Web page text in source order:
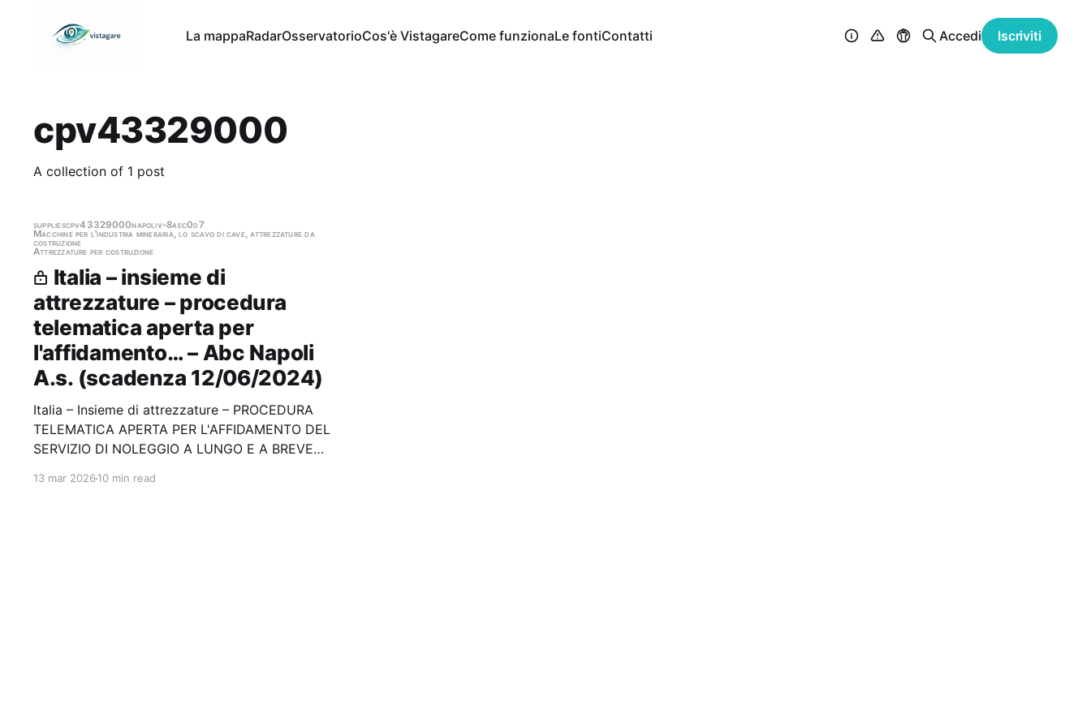
La mappaRadarOsservatorioCos'è VistagareCome funzionaLe fontiContatti Accedi Iscriviti
cpv43329000
A collection of 1 post
suppliescpv43329000napoliv-8aec0d7
Macchine per l'industria mineraria, lo scavo di cave, attrezzature da
costruzione
Attrezzature per costruzione
Italia – insieme di
attrezzature – procedura
telematica aperta per
l'affidamento… – Abc Napoli
A.s. (scadenza 12/06/2024)
Italia – Insieme di attrezzature – PROCEDURA
TELEMATICA APERTA PER L'AFFIDAMENTO DEL
SERVIZIO DI NOLEGGIO A LUNGO E A BREVE
13 mar 202610 min read